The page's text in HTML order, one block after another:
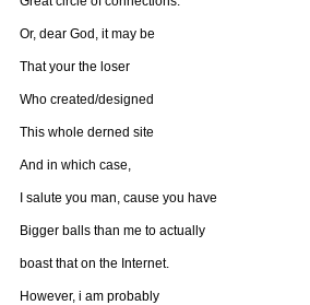
Or, dear God, it may be
That your the loser
Who created/designed
This whole derned site
And in which case,
I salute you man, cause you have
Bigger balls than me to actually
boast that on the Internet.
However, i am probably